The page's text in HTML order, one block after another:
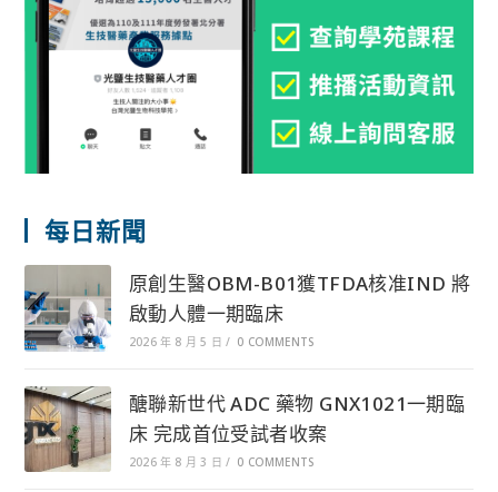
每日新聞
原創生醫OBM-B01獲TFDA核准IND 將
啟動人體一期臨床
2026 年 8 月 5 日 / 0 COMMENTS
醣聯新世代 ADC 藥物 GNX1021一期臨
床 完成首位受試者收案
2026 年 8 月 3 日 / 0 COMMENTS